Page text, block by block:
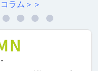
ラム＞＞
-